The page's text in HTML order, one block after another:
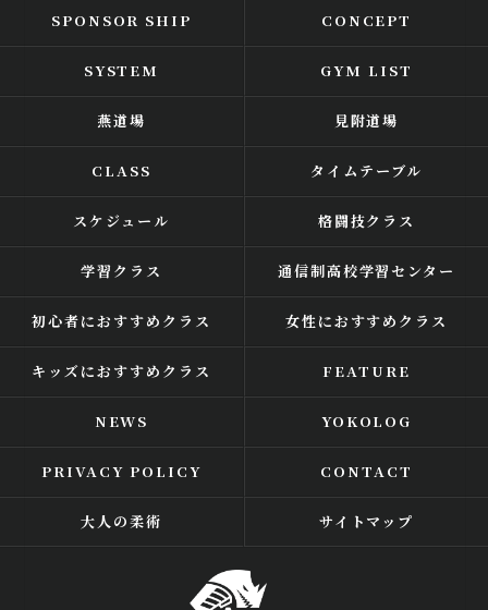
SPONSOR SHIP CONCEPT
SYSTEM GYM LIST
燕道場 見附道場
CLASS タイムテーブル
スケジュール 格闘技クラス
学習クラス 通信制高校学習センター
初心者におすすめクラス 女性におすすめクラス
キッズにおすすめクラス FEATURE
NEWS YOKOLOG
PRIVACY POLICY CONTACT
大人の柔術 サイトマップ